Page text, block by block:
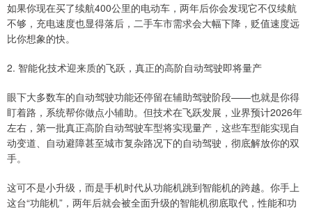
如果你现在买了续航400公里的电动车，两年后你会发现它不仅续航
不够，充电速度也显得落后，二手车市需求会大幅下降，贬值速度远
比你想象的快。
2. 智能化技术迎来质的飞跃，真正的高阶自动驾驶即将量产
眼下大多数车的自动驾驶功能还停留在辅助驾驶阶段——也就是你得
盯着路，系统帮你做点小辅助。但技术在飞跃发展，业界预计2026年
左右，第一批真正高阶自动驾驶车型将实现量产，这些车型能实现自
动变道、自动避障甚至城市复杂路况下的自动驾驶，彻底解放你的双
手。
这可不是小升级，而是手机时代从功能机跳到智能机的跨越。你手上
这台“功能机”，两年后就会被全面升级的智能机彻底取代，性能和功